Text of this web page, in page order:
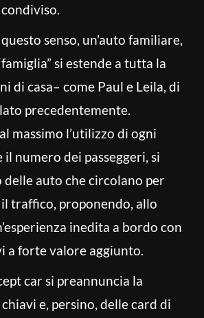
senso, un’auto familiare,
si estende a tutta la
di casa– come Paul e Leila, di
precedentemente.
massimo l’utilizzo di ogni
numero dei passeggeri, si
auto che circolano per
traffico, proponendo, allo
inedita a bordo con
a forte valore aggiunto.
car si preannuncia la
e, persino, delle card di